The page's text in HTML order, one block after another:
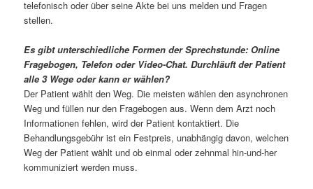
telefonisch oder über seine Akte bei uns melden und Fragen
stellen.
Es gibt unterschiedliche Formen der Sprechstunde: Online
Fragebogen, Telefon oder Video-Chat. Durchläuft der Patient
alle 3 Wege oder kann er wählen?
Der Patient wählt den Weg. Die meisten wählen den asynchronen
Weg und füllen nur den Fragebogen aus. Wenn dem Arzt noch
Informationen fehlen, wird der Patient kontaktiert. Die
Behandlungsgebühr ist ein Festpreis, unabhängig davon, welchen
Weg der Patient wählt und ob einmal oder zehnmal hin-und-her
kommuniziert werden muss.